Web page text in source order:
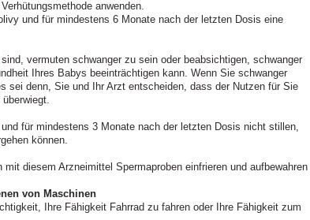
anwenden.
und für mindestens 6 Monate nach der letzten Dosis eine
vermuten schwanger zu sein oder beabsichtigen, schwanger
Ihres Babys beeinträchtigen kann. Wenn Sie schwanger
sei denn, Sie und Ihr Arzt entscheiden, dass der Nutzen für Sie
für mindestens 3 Monate nach der letzten Dosis nicht stillen,
können.
diesem Arzneimittel Spermaproben einfrieren und aufbewahren
von Maschinen
Ihre Fähigkeit Fahrrad zu fahren oder Ihre Fähigkeit zum